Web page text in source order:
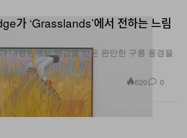
대평원에서 영감을 받은 완만한 구릉 풍경을